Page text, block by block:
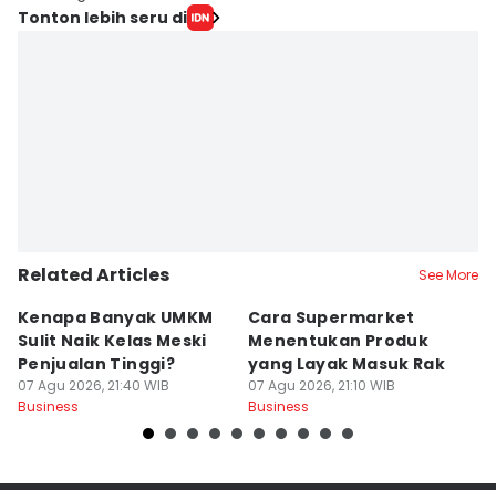
Tonton lebih seru di
Related Articles See More
Kenapa Banyak UMKM
Sulit Naik Kelas Meski
Penjualan Tinggi?
07 Agu 2026, 21:40 WIB
Business
Cara Supermarket
Menentukan Produk
yang Layak Masuk Rak
07 Agu 2026, 21:10 WIB
Business